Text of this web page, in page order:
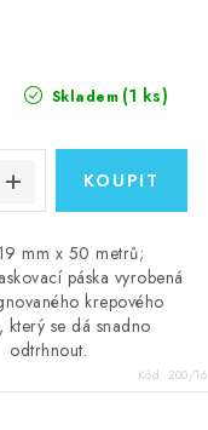
Skladem (1 ks)
mm x 50 metrů;
páska vyrobená
krepového
který se dá snadno
odtrhnout.
Kód: 200/16